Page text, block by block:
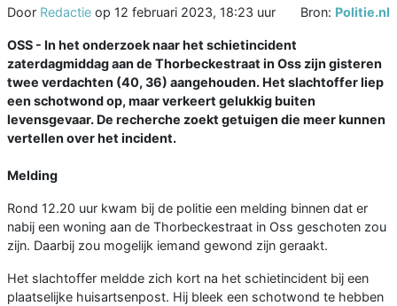
Door Redactie op 12 februari 2023, 18:23 uur Bron: Politie.nl
OSS - In het onderzoek naar het schietincident
zaterdagmiddag aan de Thorbeckestraat in Oss zijn gisteren
twee verdachten (40, 36) aangehouden. Het slachtoffer liep
een schotwond op, maar verkeert gelukkig buiten
levensgevaar. De recherche zoekt getuigen die meer kunnen
vertellen over het incident.
Melding
Rond 12.20 uur kwam bij de politie een melding binnen dat er
nabij een woning aan de Thorbeckestraat in Oss geschoten zou
zijn. Daarbij zou mogelijk iemand gewond zijn geraakt.
Het slachtoffer meldde zich kort na het schietincident bij een
plaatselijke huisartsenpost. Hij bleek een schotwond te hebben